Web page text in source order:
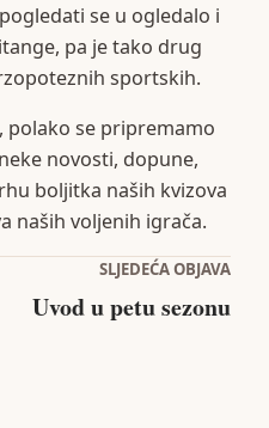
se u ogledalo i
pa je tako drug
sportskih.
polako se pripremamo
novosti, dopune,
boljitka naših kvizova
naših voljenih igrača.
SLJEDEĆA OBJAVA
Uvod u petu sezonu